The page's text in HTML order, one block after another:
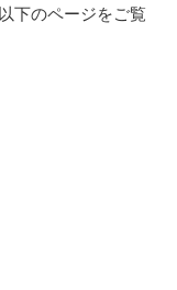
下のページをご覧